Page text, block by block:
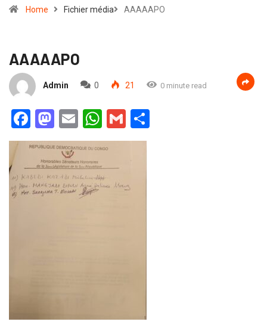
Home Fichier média AAAAAPO
AAAAAPO
Admin 0 21 0 minute read
Facebook
Mastodon
EmailWhatsApp
Gmail